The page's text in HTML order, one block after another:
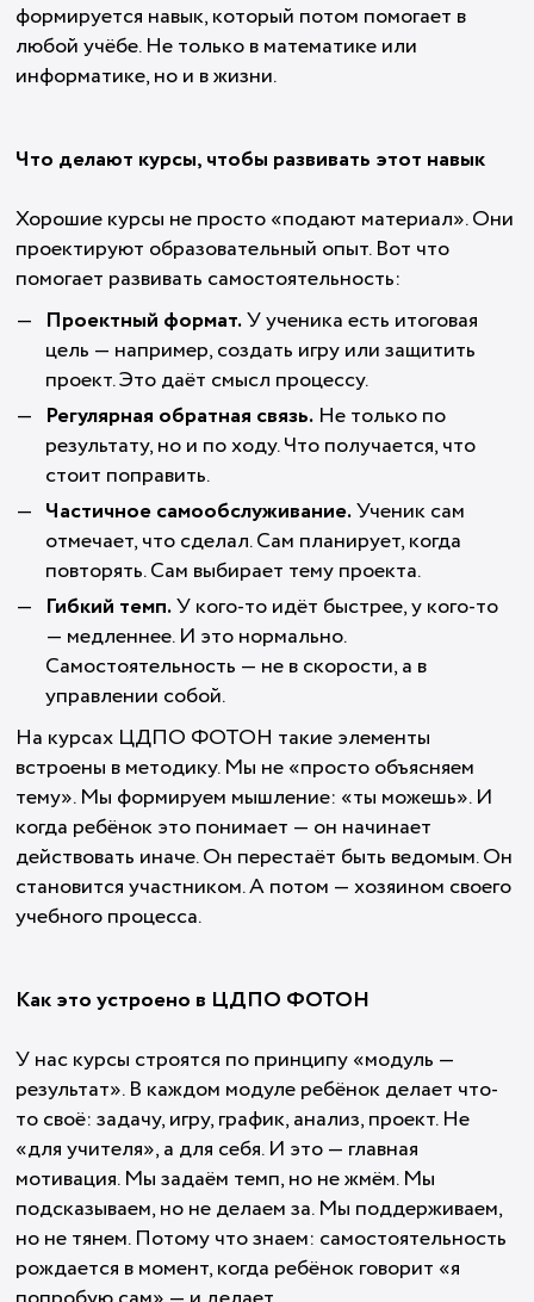
формируется навык, который потом помогает в
любой учёбе. Не только в математике или
информатике, но и в жизни.
Что делают курсы, чтобы развивать этот навык
Хорошие курсы не просто «подают материал». Они
проектируют образовательный опыт. Вот что
помогает развивать самостоятельность:
Проектный формат.У ученика есть итоговая
цель — например, создать игру или защитить
проект. Это даёт смысл процессу.
Регулярная обратная связь. Не только по
результату, но и по ходу. Что получается, что
стоит поправить.
Частичное самообслуживание.Ученик сам
отмечает, что сделал. Сам планирует, когда
повторять. Сам выбирает тему проекта.
Гибкий темп.У кого-то идёт быстрее, у кого-то
— медленнее. И это нормально.
Самостоятельность — не в скорости, а в
управлении собой.
На курсах ЦДПО ФОТОН такие элементы
встроены в методику. Мы не «просто объясняем
тему». Мы формируем мышление: «ты можешь». И
когда ребёнок это понимает — он начинает
действовать иначе. Он перестаёт быть ведомым. Он
становится участником. А потом — хозяином своего
учебного процесса.
Как это устроено в ЦДПО ФОТОН
У нас курсы строятся по принципу «модуль —
результат». В каждом модуле ребёнок делает что-
то своё: задачу, игру, график, анализ, проект. Не
«для учителя», а для себя. И это — главная
мотивация. Мы задаём темп, но не жмём. Мы
подсказываем, но не делаем за. Мы поддерживаем,
но не тянем. Потому что знаем: самостоятельность
рождается в момент, когда ребёнок говорит «я